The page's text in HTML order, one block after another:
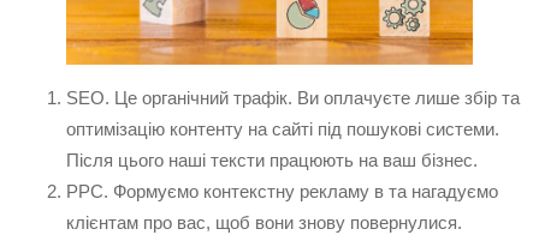
SEO. Це органічний трафік. Ви оплачуєте лише збір та
оптимізацію контенту на сайті під пошукові системи.
Після цього наші тексти працюють на ваш бізнес.
PPC. Формуємо контекстну рекламу в та нагадуємо
клієнтам про вас, щоб вони знову повернулися.